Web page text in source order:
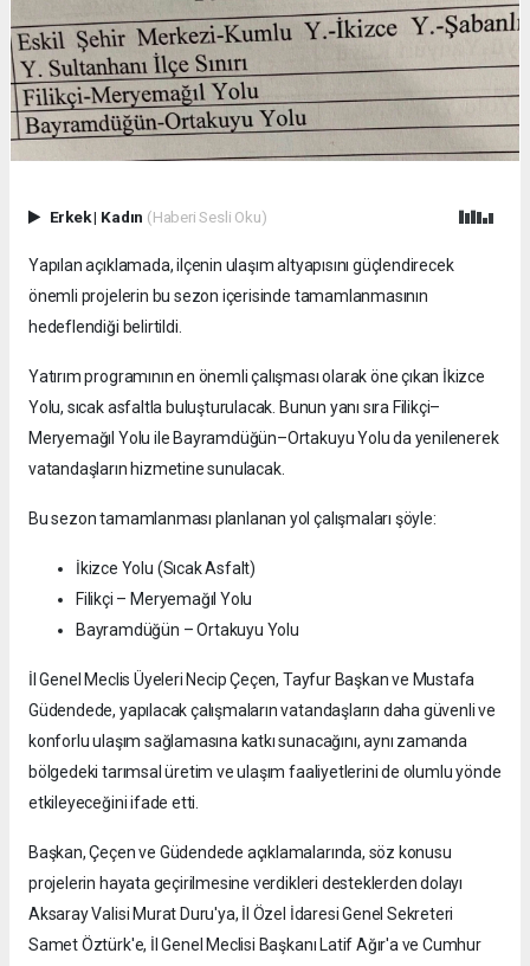
Erkek| Kadın (Haberi Sesli Oku)
Yapılan açıklamada, ilçenin ulaşım altyapısını güçlendirecek
önemli projelerin bu sezon içerisinde tamamlanmasının
hedeflendiği belirtildi.
Yatırım programının en önemli çalışması olarak öne çıkan İkizce
Yolu, sıcak asfaltla buluşturulacak. Bunun yanı sıra Filikçi–
Meryemağıl Yolu ile Bayramdüğün–Ortakuyu Yolu da yenilenerek
vatandaşların hizmetine sunulacak.
Bu sezon tamamlanması planlanan yol çalışmaları şöyle:
İkizce Yolu (Sıcak Asfalt)
Filikçi – Meryemağıl Yolu
Bayramdüğün – Ortakuyu Yolu
İl Genel Meclis Üyeleri Necip Çeçen, Tayfur Başkan ve Mustafa
Güdendede, yapılacak çalışmaların vatandaşların daha güvenli ve
konforlu ulaşım sağlamasına katkı sunacağını, aynı zamanda
bölgedeki tarımsal üretim ve ulaşım faaliyetlerini de olumlu yönde
etkileyeceğini ifade etti.
Başkan, Çeçen ve Güdendede açıklamalarında, söz konusu
projelerin hayata geçirilmesine verdikleri desteklerden dolayı
Aksaray Valisi Murat Duru'ya, İl Özel İdaresi Genel Sekreteri
Samet Öztürk'e, İl Genel Meclisi Başkanı Latif Ağır'a ve Cumhur